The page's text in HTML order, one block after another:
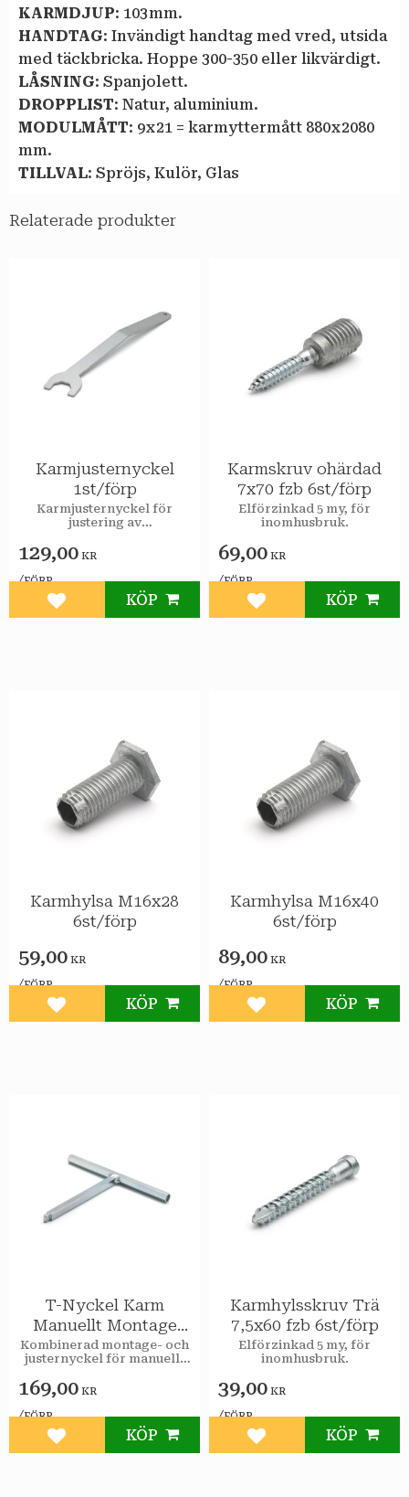
KARMDJUP: 103 mm.
HANDTAG: Invändigt handtag med vred, utsida
med täckbricka. Hoppe 300-350 eller likvärdigt.
LÅSNING: Spanjolett.
DROPPLIST: Natur, aluminium.
MODULMÅTT: 9 x 21 = karmyttermått 880 x 2080
mm.
TILLVAL: Spröjs, Kulör, Glas
Relaterade produkter
Karmjusternyckel
1st/förp
Karmjusternyckel för
justering av
129,00 KR
/FÖRP
Lägg till i favoriter
KÖP
Karmskruv ohärdad
7x70 fzb 6st/förp
Elförzinkad 5 my, för
inomhusbruk.
69,00 KR
/FÖRP
Lägg till i favoriter
KÖP
Karmhylsa M16x28
6st/förp
59,00 KR
/FÖRP
Lägg till i favoriter
KÖP
Karmhylsa M16x40
6st/förp
89,00 KR
/FÖRP
Lägg till i favoriter
KÖP
T-Nyckel Karm
Manuellt Montage
1st/förp
Kombinerad montage- och
justernyckel för manuellt
karmhylsor.
169,00 KR
/FÖRP
Lägg till i favoriter
KÖP
Karmhylsskruv Trä
7,5x60 fzb 6st/förp
Elförzinkad 5 my, för
inomhusbruk.
39,00 KR
/FÖRP
Lägg till i favoriter
KÖP